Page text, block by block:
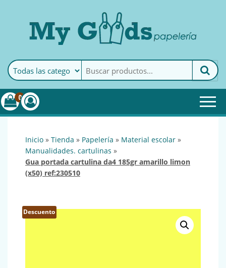
MyGoods · PapeleríaMy Goods es tu papelería
online de confianza. Podrás
encontrar todo lo necesario
0
inicio » tienda » papelería » material escolar »
manualidades. cartulinas »
gua portada cartulina da4 185gr amarillo limon
(x50) ref:230510
Descuento